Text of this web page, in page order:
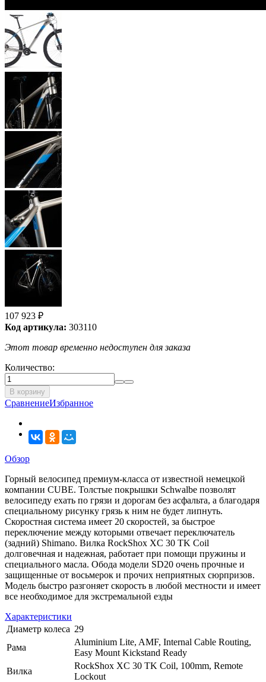
107 923 ₽
Код артикула: 303110
Этот товар временно недоступен для заказа
Количество:
В корзину
СравнениеИзбранное
Обзор
Горный велосипед премиум-класса от известной немецкой
компании CUBE. Толстые покрышки Schwalbe позволят
велосипеду ехать по грязи и дорогам без асфальта, а благодаря
специальному рисунку грязь к ним не будет липнуть.
Скоростная система имеет 20 скоростей, за быстрое
переключение между которыми отвечает переключатель
(задний) Shimano. Вилка RockShox XC 30 TK Coil
долговечная и надежная, работает при помощи пружины и
специального масла. Обода модели SD20 очень прочные и
защищенные от восьмерок и прочих неприятных сюрпризов.
Модель быстро разгоняет скорость в любой местности и имеет
все необходимое для экстремальной езды
Характеристики
Диаметр колеса 29
Рама
Aluminium Lite, AMF, Internal Cable Routing,
Easy Mount Kickstand Ready
Вилка
RockShox XC 30 TK Coil, 100mm, Remote
Lockout